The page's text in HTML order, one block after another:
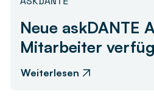
Neue askDANTE
Mitarbeiter
Weiterlesen